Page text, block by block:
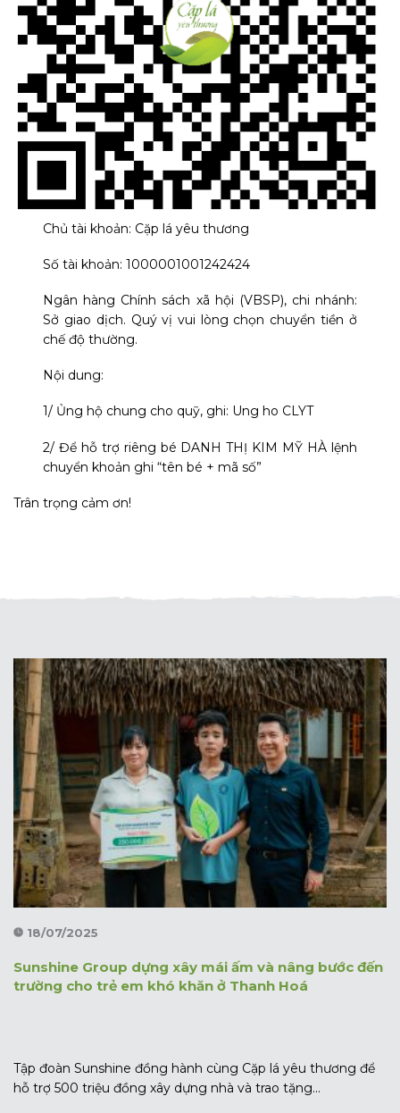
Chủ tài khoản: Cặp lá yêu thương
Số tài khoản: 1000001001242424
Ngân hàng Chính sách xã hội (VBSP), chi nhánh:
Sở giao dịch. Quý vị vui lòng chọn chuyển tiền ở
chế độ thường.
Nội dung:
1/ Ủng hộ chung cho quỹ, ghi: Ung ho CLYT
2/ Để hỗ trợ riêng bé DANH THỊ KIM MỸ HÀ lệnh
chuyển khoản ghi “tên bé + mã số”
Trân trọng cảm ơn!
18/07/2025
Sunshine Group dựng xây mái ấm và nâng bước đến
trường cho trẻ em khó khăn ở Thanh Hoá
Tập đoàn Sunshine đồng hành cùng Cặp lá yêu thương để
hỗ trợ 500 triệu đồng xây dựng nhà và trao tặng...